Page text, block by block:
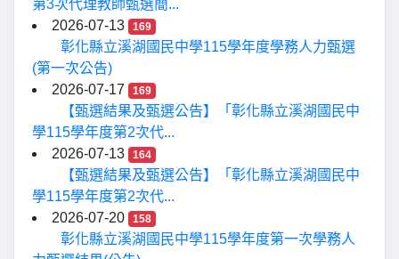
第3次代理教師甄選簡...
2026-07-13
169
彰化縣立溪湖國民中學115學年度學務人力甄選
(第一次公告)
2026-07-17
169
【甄選結果及甄選公告】「彰化縣立溪湖國民中
學115學年度第2次代...
2026-07-13
164
【甄選結果及甄選公告】「彰化縣立溪湖國民中
學115學年度第2次代...
2026-07-20
158
彰化縣立溪湖國民中學115學年度第一次學務人